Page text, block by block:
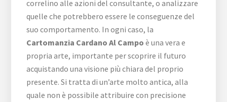
correlino alle azioni del consultante, o analizzare
quelle che potrebbero essere le conseguenze del
suo comportamento. In ogni caso, la
Cartomanzia Cardano Al Campo è una vera e
propria arte, importante per scoprire il futuro
acquistando una visione più chiara del proprio
presente. Si tratta di un’arte molto antica, alla
quale non è possibile attribuire con precisione